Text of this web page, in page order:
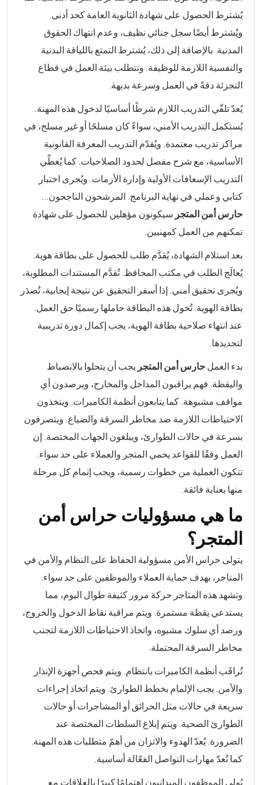
يُشترط الحصول على شهادة الثانوية العامة كحد أدنى.
ويُشترط أيضًا سجل جنائي نظيف، وعدم انتهاك الحقوق
المدنية. بالإضافة إلى ذلك، يُشترط التمتع باللياقة البدنية
والنفسية اللازمة للوظيفة. وتتطلب بيئة العمل في قطاع
التجزئة دقةً في العمل وسرعة بديهة.
يُعدّ تلقّي التدريب اللازم شرطًا أساسيًا لدخول هذه المهنة.
يُستكمل التدريب الأمني، سواءً كان مسلحًا أو غير مسلح، في
مراكز تدريب معتمدة. ويُقدّم التدريب المعرفة القانونية
الأساسية، مع شرح مفصل لحدود الصلاحيات. كما يُغطّي
التدريب الإسعافات الأولية وإدارة الأزمات. ويُجرى اختبار
كتابي وعملي في نهاية البرنامج. المرشحون الناجحون...
حارس أمن المتجر سيكونون مؤهلين للحصول على شهادة
تمكنهم من العمل كمهنيين.
بعد استلام الشهادة، يُقدَّم طلب للحصول على بطاقة هوية.
يُعالَج الطلب في مكتب المحافظ. تُقدَّم المستندات المطلوبة،
ويُجرى تحقيق أمني. إذا أسفر التحقيق عن نتيجة إيجابية، تُصدَر
بطاقة الهوية. تُخول هذه البطاقة حاملها رسميًا حق العمل.
عند انتهاء صلاحية بطاقة الهوية، يجب إكمال دورة تدريبية
لتجديدها.
بدء العملحارس أمن المتجر يجب أن يتحلوا بالانضباط
واليقظة. فهم يراقبون المداخل والمخارج، ويرصدون أي
مواقف مشبوهة. كما يتابعون أنظمة الكاميرات. ويتخذون
الاحتياطات اللازمة ضد مخاطر السرقة والضياع. ويتصرفون
بسرعة في حالات الطوارئ، ويبلغون الجهات المختصة. إن
العمل وفقًا للقواعد يحمي المتجر والعملاء على حد سواء.
تتكون العملية من خطوات رسمية، ويجب إتمام كل مرحلة
منها بعناية فائقة.
ما هي مسؤوليات حراس أمن
المتجر؟
يتولى حراس الأمن مسؤولية الحفاظ على النظام والأمن في
المتاجر، بهدف حماية العملاء والموظفين على حد سواء.
وتشهد هذه المتاجر حركة مرور كثيفة طوال اليوم، مما
يستدعي يقظة مستمرة. ويتم مراقبة نقاط الدخول والخروج،
ورصد أي سلوك مشبوه، واتخاذ الاحتياطات اللازمة لتجنب
مخاطر السرقة المحتملة.
تُراقَب أنظمة الكاميرات بانتظام. ويتم فحص أجهزة الإنذار
والأمن. يجب الإلمام بخطط الطوارئ. ويتم اتخاذ إجراءات
سريعة في حالات مثل الحرائق أو المشاجرات أو حالات
الطوارئ الصحية. ويتم إبلاغ السلطات المختصة عند
الضرورة. يُعدّ الهدوء والاتزان من أهمّ متطلبات هذه المهنة.
كما تُعدّ مهارات التواصل الفعّالة أساسية.
يُولي الموظفون الميدانيون اهتمامًا كبيرًا بالعلاقات مع